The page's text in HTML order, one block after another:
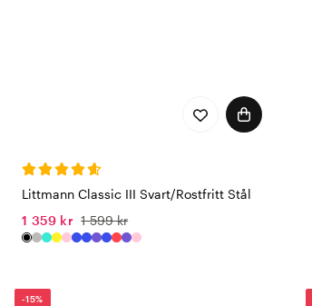
Littmann Classic III Svart/Rostfritt Stål
1 359 kr 1 599 kr
-15%